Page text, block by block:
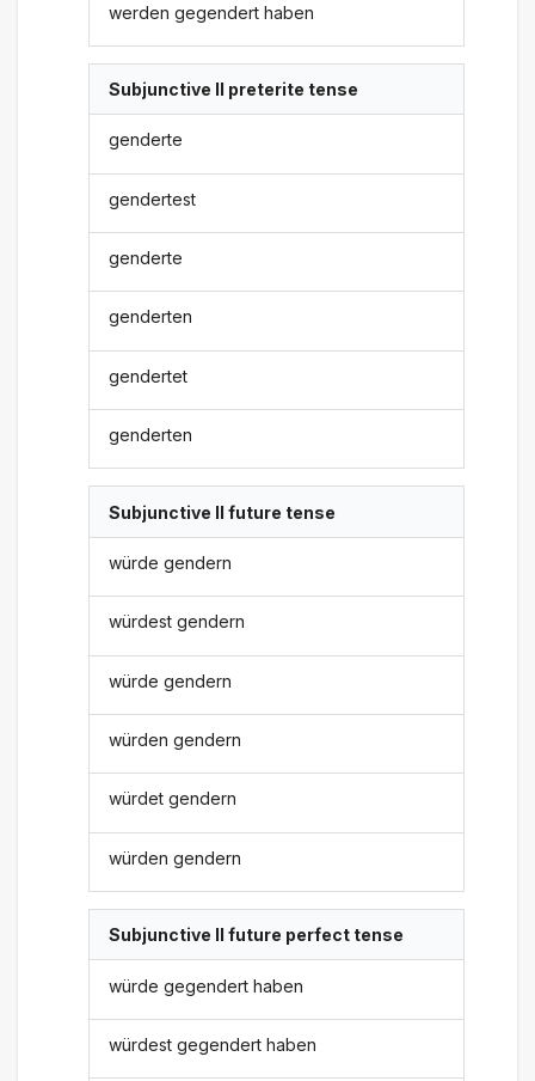
werden gegendert haben
Subjunctive II preterite tense
genderte
gendertest
genderte
genderten
gendertet
genderten
Subjunctive II future tense
würde gendern
würdest gendern
würde gendern
würden gendern
würdet gendern
würden gendern
Subjunctive II future perfect tense
würde gegendert haben
würdest gegendert haben